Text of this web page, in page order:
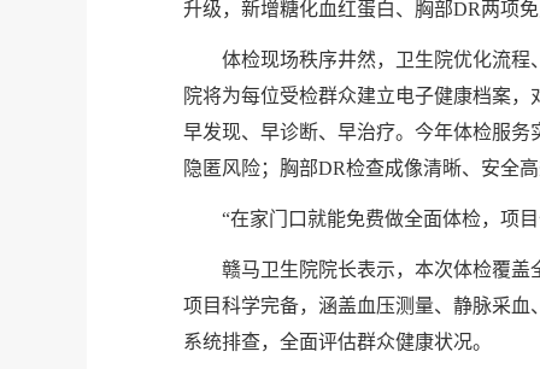
升级，新增糖化血红蛋白、胸部DR两项
体检现场秩序井然，卫生院优化流
院将为每位受检群众建立电子健康档案
早发现、早诊断、早治疗。今年体检服
隐匿风险；胸部DR检查成像清晰、安全
“在家门口就能免费做全面体检，项
赣马卫生院院长表示，本次体检覆
项目科学完备，涵盖血压测量、静脉采
系统排查，全面评估群众健康状况。